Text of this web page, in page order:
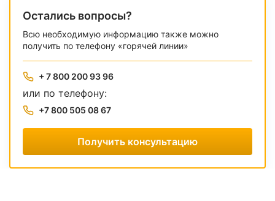
Остались вопросы?
Всю необходимую информацию также можно
получить по телефону «горячей линии»
+ 7 800 200 93 96
или по телефону:
+7 800 505 08 67
Получить консультацию